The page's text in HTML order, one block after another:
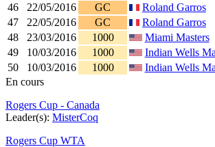
46
22/05/2016 GC Roland Garros
47
22/05/2016 GC Roland Garros
48
23/03/2016 1000 Miami Masters
49
10/03/2016 1000 Indian Wells
50
10/03/2016 1000 Indian Wells
En cours
Rogers Cup - Canada
Leader(s): MisterCoq
Rogers Cup WTA